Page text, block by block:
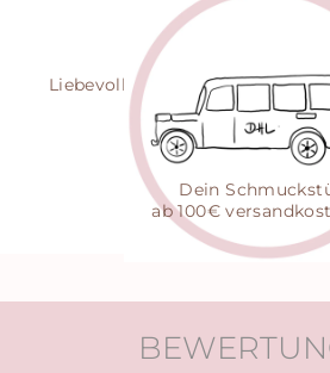
Liebevoll gepackt in
VERSAND
Dein
ab 100€